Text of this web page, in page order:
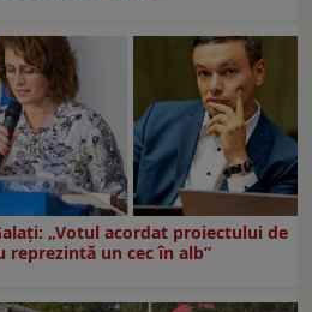
„Votul acordat proiectului de
reprezintă un cec în alb”